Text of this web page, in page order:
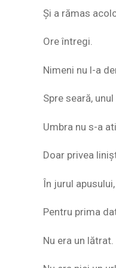
Și a rămas
Ore întregi.
Nimeni nu l-a
Spre seară,
Umbra nu s-a
Doar privea
În jurul
Pentru prima
Nu era un lătrat.